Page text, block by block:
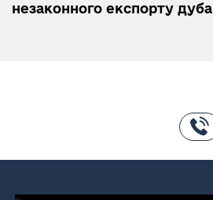
незаконного експорту дуба